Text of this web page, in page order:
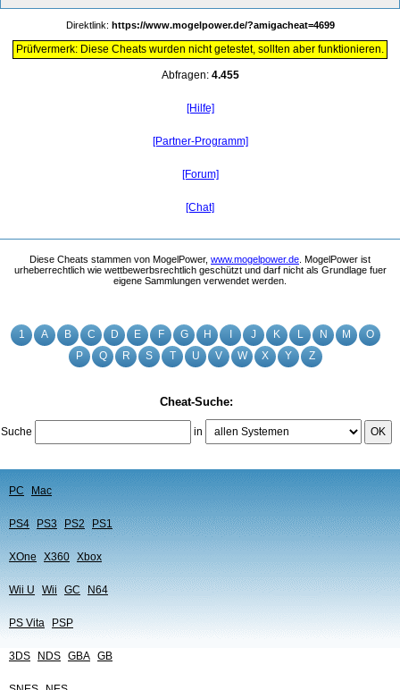
1 A B C D E F G H J K L N M
O
P
Q R S T U V W X Y Z
Cheat-Suche:
Suche in OK
PC Mac
PS4 PS3 PS2 PS1
XOne X360 Xbox
Wii U Wii GC N64
PS Vita PSP
3DS NDS GBA GB
Direktlink: https://www.mogelpower.de/?amigacheat=4699
Prüfvermerk: Diese Cheats wurden nicht getestet, sollten aber funktionieren.
Abfragen: 4.455
[Hilfe]
[Partner-Programm]
[Forum]
[Chat]
Diese Cheats stammen von MogelPower, www.mogelpower.de . MogelPower ist
urheberrechtlich wie wettbewerbsrechtlich geschützt und darf nicht als Grundlage fuer
eigene Sammlungen verwendet werden.